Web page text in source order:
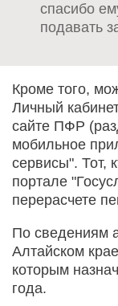
спасибо
подавать
Кроме того,
Личный
сайте ПФР
мобильное
сервисы". Тот,
портале
перерасчете
По сведениям
Алтайском
которым
года.